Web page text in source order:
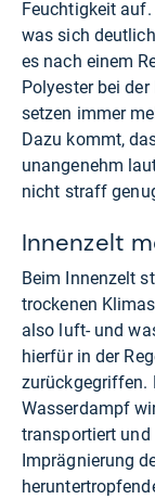
Feuchtigkeit
was sich
es nach einem
Polyester bei
setzen immer
Dazu kommt,
unangenehm
nicht straff
Innenzelt
Beim Innenzelt
trockenen
also luft- und
hierfür in der
zurückgegriffen.
Wasserdampf
transportiert und
Imprägnierung